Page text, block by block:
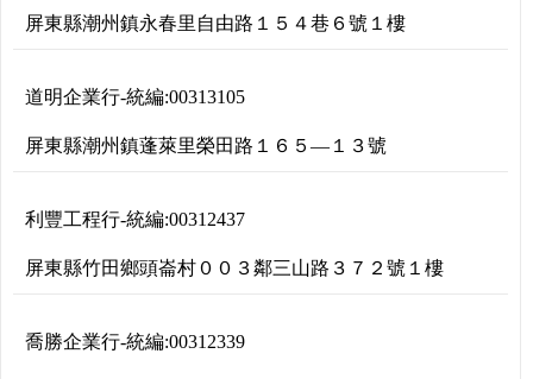
屏東縣潮州鎮永春里自由路１５４巷６號１樓
道明企業行-統編:00313105
屏東縣潮州鎮蓬萊里榮田路１６５―１３號
利豐工程行-統編:00312437
屏東縣竹田鄉頭崙村００３鄰三山路３７２號１樓
喬勝企業行-統編:00312339